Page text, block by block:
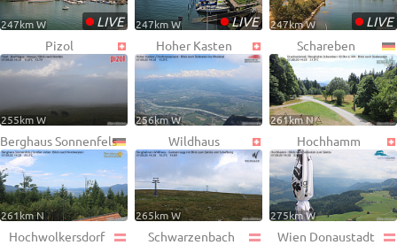
•LIVE
247km W •LIVE
247km W •LIVE
247km W
Pizol
255km W
Hoher Kasten
256km W
Schareben
261km N
Berghaus Sonnenfels
261km N
Wildhaus
265km W
Hochhamm
275km W
Hochwolkersdorf Schwarzenbach Wien Donaustadt